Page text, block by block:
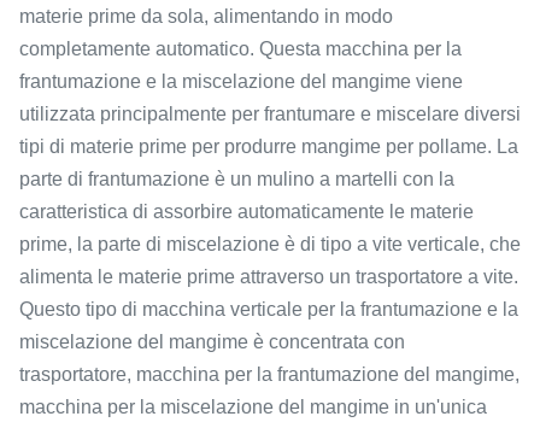
materie prime da sola, alimentando in modo
completamente automatico. Questa macchina per la
frantumazione e la miscelazione del mangime viene
utilizzata principalmente per frantumare e miscelare diversi
tipi di materie prime per produrre mangime per pollame. La
parte di frantumazione è un mulino a martelli con la
caratteristica di assorbire automaticamente le materie
prime, la parte di miscelazione è di tipo a vite verticale, che
alimenta le materie prime attraverso un trasportatore a vite.
Questo tipo di macchina verticale per la frantumazione e la
miscelazione del mangime è concentrata con
trasportatore, macchina per la frantumazione del mangime,
macchina per la miscelazione del mangime in un'unica